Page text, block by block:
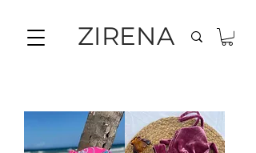
ZIRENA